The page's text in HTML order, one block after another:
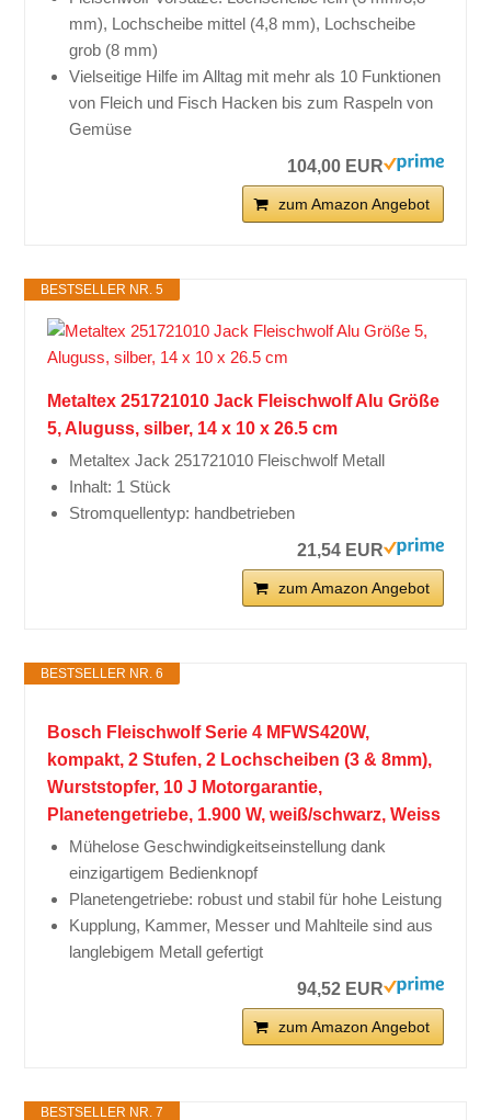
mm), Lochscheibe mittel (4,8 mm), Lochscheibe
grob (8 mm)
Vielseitige Hilfe im Alltag mit mehr als 10 Funktionen
von Fleich und Fisch Hacken bis zum Raspeln von
Gemüse
104,00 EUR
zum Amazon Angebot
BESTSELLER NR. 5
Metaltex 251721010 Jack Fleischwolf Alu Größe
5, Aluguss, silber, 14 x 10 x 26.5 cm
Metaltex Jack 251721010 Fleischwolf Metall
Inhalt: 1 Stück
Stromquellentyp: handbetrieben
21,54 EUR
zum Amazon Angebot
BESTSELLER NR. 6
Bosch Fleischwolf Serie 4 MFWS420W,
kompakt, 2 Stufen, 2 Lochscheiben (3 & 8mm),
Wurststopfer, 10 J Motorgarantie,
Planetengetriebe, 1.900 W, weiß/schwarz, Weiss
Mühelose Geschwindigkeitseinstellung dank
einzigartigem Bedienknopf
Planetengetriebe: robust und stabil für hohe Leistung
Kupplung, Kammer, Messer und Mahlteile sind aus
langlebigem Metall gefertigt
94,52 EUR
zum Amazon Angebot
BESTSELLER NR. 7